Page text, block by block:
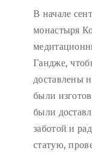
В начале
монастыря
Гандже,
доставлены
были
были
заботой и
статую,